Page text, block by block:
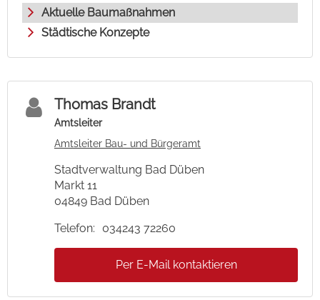
Aktuelle Baumaßnahmen
Städtische Konzepte
Thomas Brandt
Amtsleiter
Amtsleiter Bau- und Bürgeramt
Stadtverwaltung Bad Düben
Markt 11
04849 Bad Düben
Telefon:
034243 72260
Per E-Mail kontaktieren